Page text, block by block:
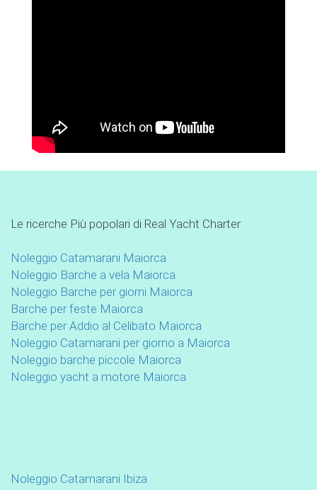
Le ricerche Più popolari di Real Yacht Charter
Noleggio Catamarani Maiorca
Noleggio Barche a vela Maiorca
Noleggio Barche per giorni Maiorca
Barche per feste Maiorca
Barche per Addio al Celibato Maiorca
Noleggio Catamarani per giorno a Maiorca
Noleggio barche piccole Maiorca
Noleggio yacht a motore Maiorca
Noleggio Catamarani Ibiza